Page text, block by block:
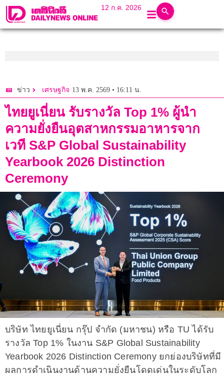
12 ก.ค. 2026
ข่าว เศรษฐกิจ 13 พ.ค. 2569 • 16:11 น.
ไทยยูเนี่ยน รับรางวัล Top 1% ผู้นำ
ความยั่งยืนอุตสาหกรรมอาหารจาก
เวที S&P Global Sustainability
Yearbook 2026 Distinction
Ceremony
บริษัท ไทยยูเนี่ยน กรุ๊ป จำกัด (มหาชน) หรือ TU ได้รับ
รางวัล Top 1% ในงาน S&P Global Sustainability
Yearbook 2026 Distinction Ceremony ยกย่องบริษัทที่มี
ผลการดำเนินงานด้านความยั่งยืนโดดเด่นในระดับโลก